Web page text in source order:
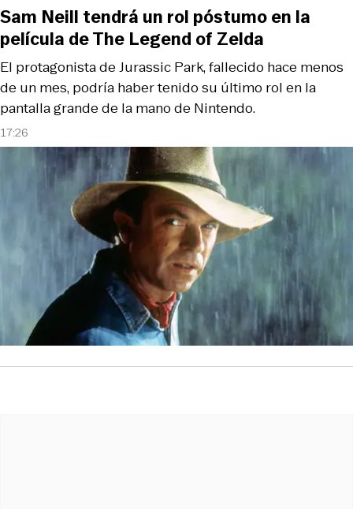
17:26
El protagonista de Jurassic Park, fallecido hace menos
de un mes, podría haber tenido su último rol en la
pantalla grande de la mano de Nintendo.
Sam Neill tendrá un rol póstumo en la
película de The Legend of Zelda